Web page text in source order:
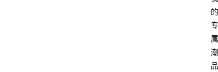
的
专
属
潮
品